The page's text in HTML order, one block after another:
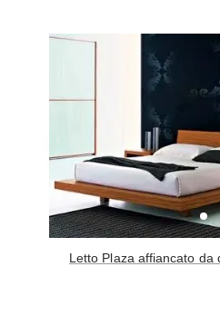
Cabine Armadio
Armadi su misura
Armadi Angolo
I consigli sugli armadi
Camerette
Camerette Ragazzi
Camerette Bambini
Letti a Castello
Letto Plaza affiancato da